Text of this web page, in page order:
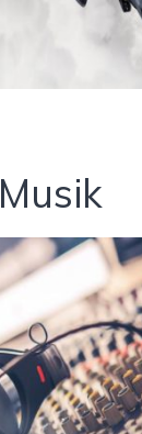
Musik